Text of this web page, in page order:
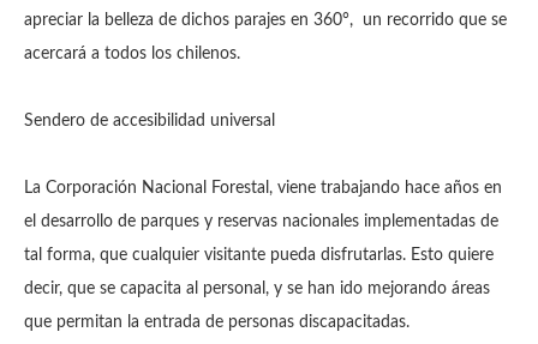
apreciar la belleza de dichos parajes en 360°, un recorrido que se
acercará a todos los chilenos.
Sendero de accesibilidad universal
La Corporación Nacional Forestal, viene trabajando hace años en
el desarrollo de parques y reservas nacionales implementadas de
tal forma, que cualquier visitante pueda disfrutarlas. Esto quiere
decir, que se capacita al personal, y se han ido mejorando áreas
que permitan la entrada de personas discapacitadas.